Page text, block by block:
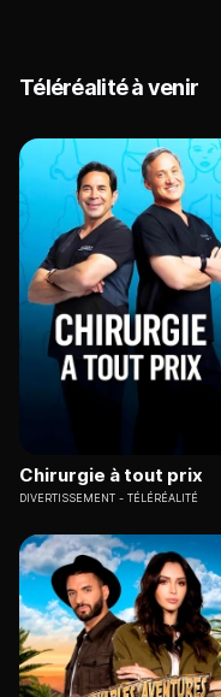
Téléréalité à venir
Chirurgie à tout prix
DIVERTISSEMENT TÉLÉRÉALITÉ